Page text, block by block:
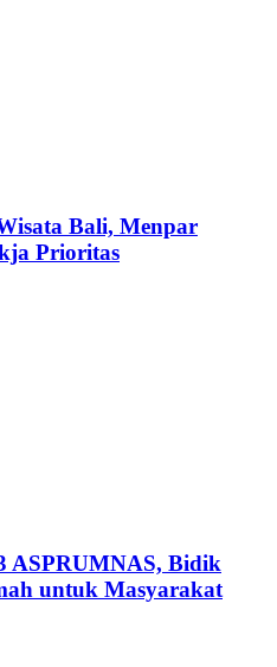
Bali, Menpar
Prioritas
ASPRUMNAS, Bidik
untuk Masyarakat